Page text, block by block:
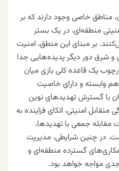
مناطق خاصی وجود دارند که بر
منطقه‌ای، در یک بستر
بر مبنای این منطق، امنیت
و شرق دور دیگر پدیده‌هایی جدا
یک قاعده کلی بازی میان
وابسته و دارای خاصیت
با گسترش تهدیدهای نوین
متقابل امنیتی، اتکای فزاینده به
جمعی با تهدیدها،
در چنین شرایطی، مدیریت
گسترده منطقه‌ای و
مواجه خواهد بود.